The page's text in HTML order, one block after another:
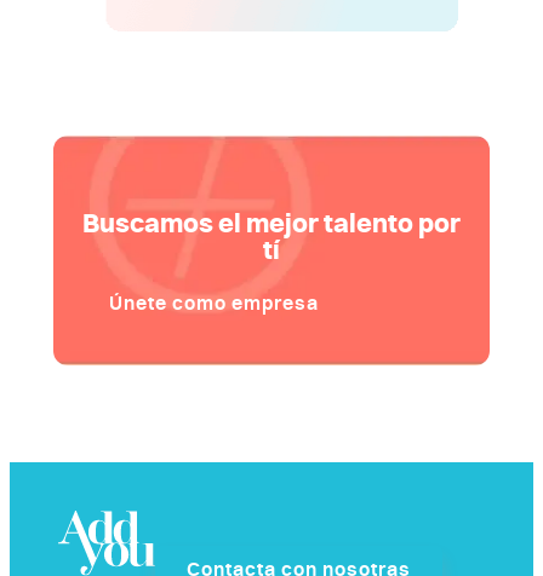
Buscamos el mejor talento por
tí
Únete como empresa
Contacta con nosotras